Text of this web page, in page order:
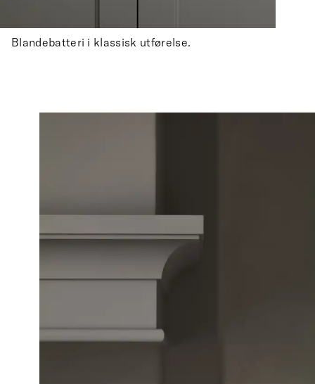
Blandebatteri i klassisk utførelse.